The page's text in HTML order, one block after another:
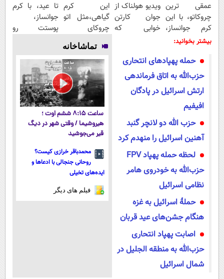
عمقی ترین
چروکاتو، با این
کرم جوانساز،
فوری)
ویدیو هولناک از
جوان کارتن
خوابی که
این کرم
گیاهی،مثل اتو
چروکای
پوستتوصاف
میکنه!50%تخفیف
تا عید، با کرم
جوانساز،
پوستت رو
تخفیف ویژه)
بیشتر بخوانید:
حمله پهپاد‌های انتحاری
حزب‌الله به اتاق فرماندهی
ارتش اسرائیل در پادگان
افیفیم
حزب الله دو لانچر گنبد
آهنین اسرائیل را منهدم کرد
لحظه حمله پهپاد FPV
حزب‌الله به خودروی هامر
نظامی اسرائیل
حملهٔ اسرائیل به غزه
هنگام جشن‌های عید قربان
اصابت پهپاد انتحاری
حزب‌الله به منطقه الجلیل در
شمال اسرائیل
تماشاخانه
ساعت ۸:۱۵ ششم اوت ؛
هیروشیما / وقتی شهر در دیگ
قیر می‌جوشید
محمدباقر خرازی کیست؟
روحانی جنجالی با ادعاها و
ایده‌های تخیلی
فیلم های دیگر